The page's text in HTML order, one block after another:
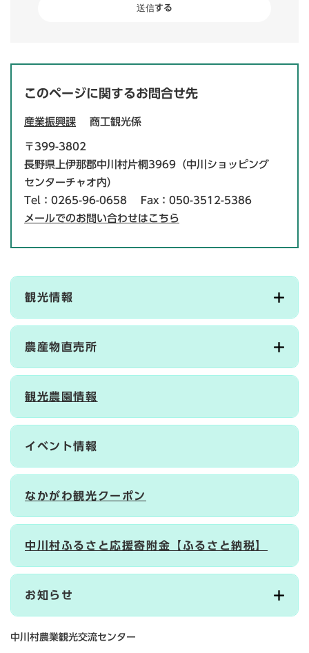
このページに関するお問合せ先
産業振興課 商工観光係
〒399-3802
長野県上伊那郡中川村片桐3969（中川ショッピング
センターチャオ内）
Tel：0265-96-0658
Fax：050-3512-5386
メールでのお問い合わせはこちら
観光情報
農産物直売所
観光農園情報
イベント情報
なかがわ観光クーポン
中川村ふるさと応援寄附金【ふるさと納税】
お知らせ
中川村農業観光交流センター